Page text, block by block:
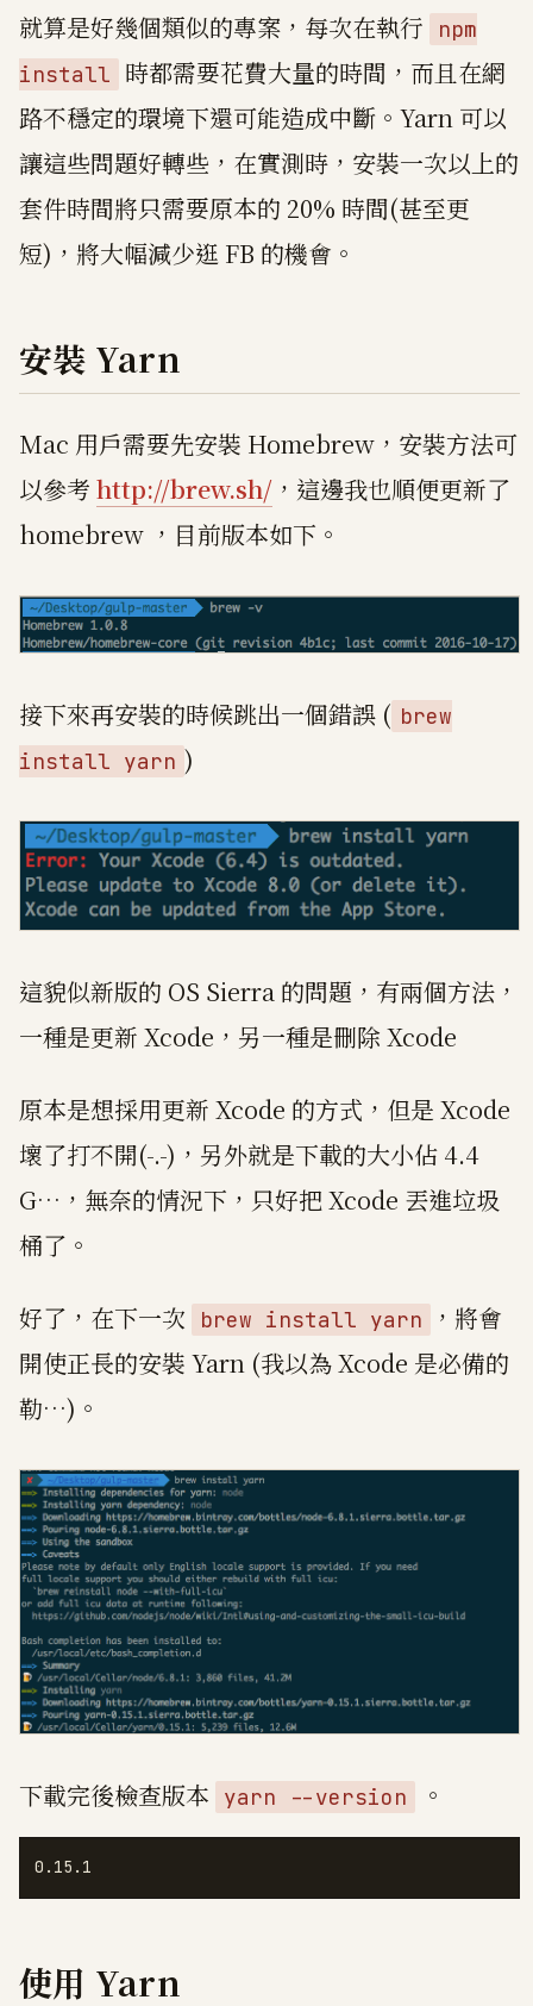
就算是好幾個類似的專案，每次在執行
npm
install
時都需要花費大量的時間，而且在網
路不穩定的環境下還可能造成中斷。Yarn 可以
讓這些問題好轉些，在實測時，安裝一次以上的
套件時間將只需要原本的 20% 時間(甚至更
短)，將大幅減少逛 FB 的機會。
安裝 Yarn
Mac 用戶需要先安裝 Homebrew，安裝方法可
以參考 http://brew.sh/ ，這邊我也順便更新了
homebrew ，目前版本如下。
接下來再安裝的時候跳出一個錯誤 ( brew
install yarn )
這貌似新版的 OS Sierra 的問題，有兩個方法，
一種是更新 Xcode，另一種是刪除 Xcode
原本是想採用更新 Xcode 的方式，但是 Xcode
壞了打不開(-.-)，另外就是下載的大小佔 4.4
G…，無奈的情況下，只好把 Xcode 丟進垃圾
桶了。
好了，在下一次 brew install yarn
，將會
開使正長的安裝 Yarn (我以為 Xcode 是必備的
勒…)。
下載完後檢查版本 yarn --version 。
0.15.1
使用 Yarn